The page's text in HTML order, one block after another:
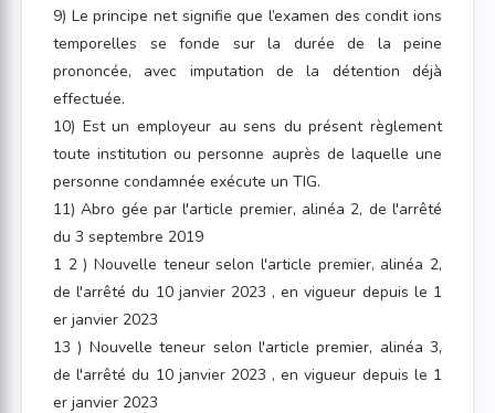
9) Le principe net signifie que l’examen des condit ions
temporelles se fonde sur la durée de la peine
prononcée, avec imputation de la détention déjà
effectuée.
10) Est un employeur au sens du présent règlement
toute institution ou personne auprès de laquelle une
personne condamnée exécute un TIG.
11) Abro gée par l'article premier, alinéa 2, de l'arrêté
du 3 septembre 2019
1 2 ) Nouvelle teneur selon l'article premier, alinéa 2,
de l'arrêté du 10 janvier 2023 , en vigueur depuis le 1
er janvier 2023
13 ) Nouvelle teneur selon l'article premier, alinéa 3,
de l'arrêté du 10 janvier 2023 , en vigueur depuis le 1
er janvier 2023